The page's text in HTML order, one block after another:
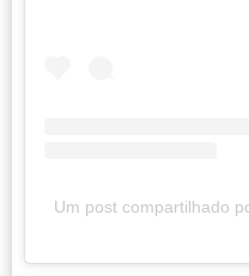
Um post compartilhado